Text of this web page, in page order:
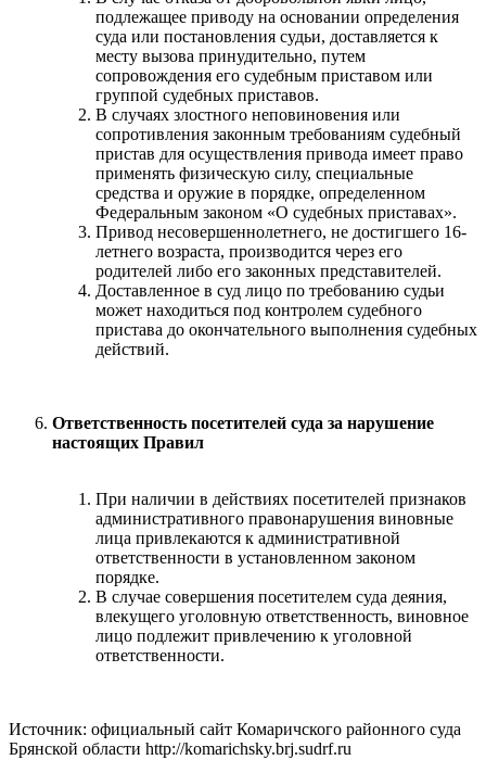
подлежащее приводу на основании определения
суда или постановления судьи, доставляется к
месту вызова принудительно, путем
сопровождения его судебным приставом или
группой судебных приставов.
В случаях злостного неповиновения или
сопротивления законным требованиям судебный
пристав для осуществления привода имеет право
применять физическую силу, специальные
средства и оружие в порядке, определенном
Федеральным законом «О судебных приставах».
Привод несовершеннолетнего, не достигшего 16-
летнего возраста, производится через его
родителей либо его законных представителей.
Доставленное в суд лицо по требованию судьи
может находиться под контролем судебного
пристава до окончательного выполнения судебных
действий.
Ответственность посетителей суда за нарушение
настоящих Правил
При наличии в действиях посетителей признаков
административного правонарушения виновные
лица привлекаются к административной
ответственности в установленном законом
порядке.
В случае совершения посетителем суда деяния,
влекущего уголовную ответственность, виновное
лицо подлежит привлечению к уголовной
ответственности.
Источник: официальный сайт Комаричского районного суда
Брянской области http://komarichsky.brj.sudrf.ru